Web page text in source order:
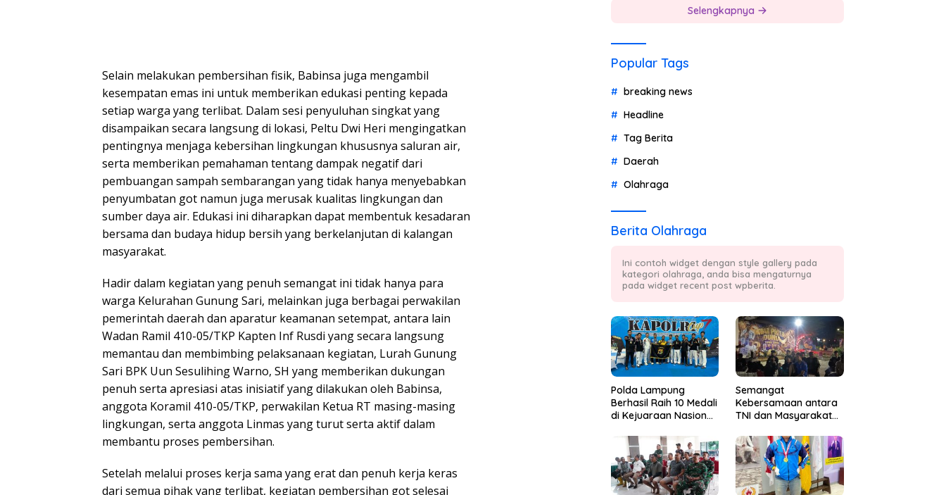
Selain melakukan pembersihan fisik, Babinsa juga mengambil
kesempatan emas ini untuk memberikan edukasi penting kepada
setiap warga yang terlibat. Dalam sesi penyuluhan singkat yang
disampaikan secara langsung di lokasi, Peltu Dwi Heri mengingatkan
pentingnya menjaga kebersihan lingkungan khususnya saluran air,
serta memberikan pemahaman tentang dampak negatif dari
pembuangan sampah sembarangan yang tidak hanya menyebabkan
penyumbatan got namun juga merusak kualitas lingkungan dan
sumber daya air. Edukasi ini diharapkan dapat membentuk kesadaran
bersama dan budaya hidup bersih yang berkelanjutan di kalangan
masyarakat.
Hadir dalam kegiatan yang penuh semangat ini tidak hanya para
warga Kelurahan Gunung Sari, melainkan juga berbagai perwakilan
pemerintah daerah dan aparatur keamanan setempat, antara lain
Wadan Ramil 410-05/TKP Kapten Inf Rusdi yang secara langsung
memantau dan membimbing pelaksanaan kegiatan, Lurah Gunung
Sari BPK Uun Sesulihing Warno, SH yang memberikan dukungan
penuh serta apresiasi atas inisiatif yang dilakukan oleh Babinsa,
anggota Koramil 410-05/TKP, perwakilan Ketua RT masing-masing
lingkungan, serta anggota Linmas yang turut serta aktif dalam
membantu proses pembersihan.
Setelah melalui proses kerja sama yang erat dan penuh kerja keras
dari semua pihak yang terlibat, kegiatan pembersihan got selesai
Selengkapnya
Popular Tags
breaking news
Headline
Tag Berita
Daerah
Olahraga
Berita Olahraga
Ini contoh widget dengan style gallery pada
kategori olahraga, anda bisa mengaturnya
pada widget recent post wpberita.
Polda Lampung
Berhasil Raih 10 Medali
di Kejuaraan Nasional
Cup 7
Semangat
Kebersamaan antara
TNI dan Masyarakat